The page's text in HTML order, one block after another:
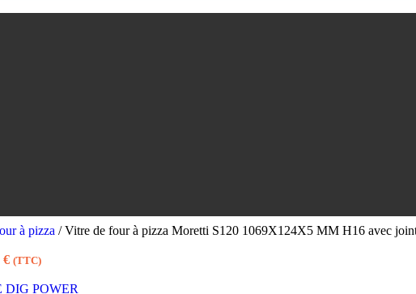
à pizza / Vitre de four à pizza Moretti S120 1069X124X5 MM H16 avec
€ (TTC)